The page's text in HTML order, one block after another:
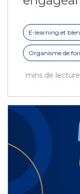
E-learning et
Organisme de
mins de lecture